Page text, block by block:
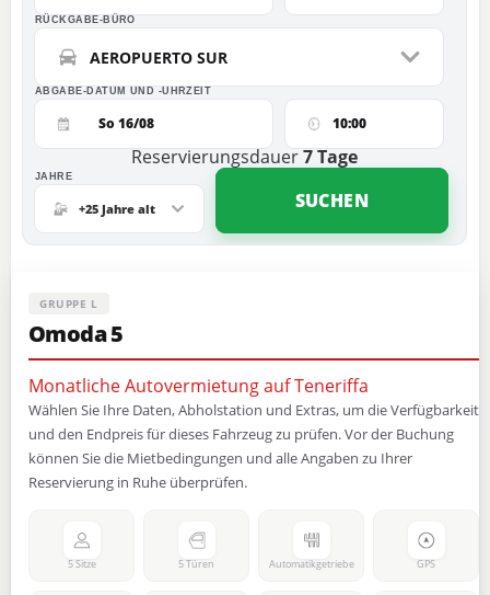
Reservierungsdauer7Tage
RÜCKGABE-BÜRO
AEROPUERTO SUR
ABGABE-DATUM UND -UHRZEIT
So 16/08 10:00
JAHRE
+25 Jahre alt SUCHEN
GRUPPE L
Omoda 5
Monatliche Autovermietung auf Teneriffa
Wählen Sie Ihre Daten, Abholstation und Extras, um die Verfügbarkeit
und den Endpreis für dieses Fahrzeug zu prüfen. Vor der Buchung
können Sie die Mietbedingungen und alle Angaben zu Ihrer
Reservierung in Ruhe überprüfen.
5 Sitze 5 Türen Automatikgetriebe GPS